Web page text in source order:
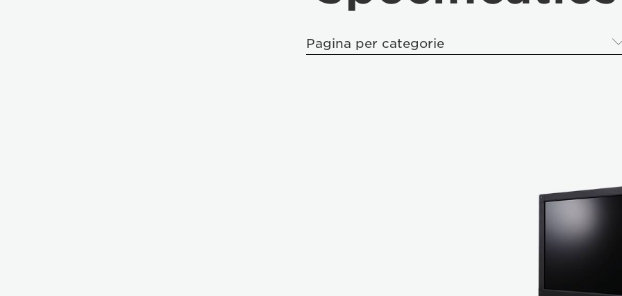
Pagina per categorie